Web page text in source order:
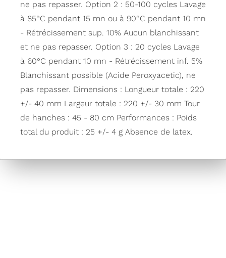
ne pas repasser. Option 2 : 50-100 cycles Lavage
à 85°C pendant 15 mn ou à 90°C pendant 10 mn
- Rétrécissement sup. 10% Aucun blanchissant
et ne pas repasser. Option 3 : 20 cycles Lavage
à 60°C pendant 10 mn - Rétrécissement inf. 5%
Blanchissant possible (Acide Peroxyacetic), ne
pas repasser. Dimensions : Longueur totale : 220
+/- 40 mm Largeur totale : 220 +/- 30 mm Tour
de hanches : 45 - 80 cm Performances : Poids
total du produit : 25 +/- 4 g Absence de latex.